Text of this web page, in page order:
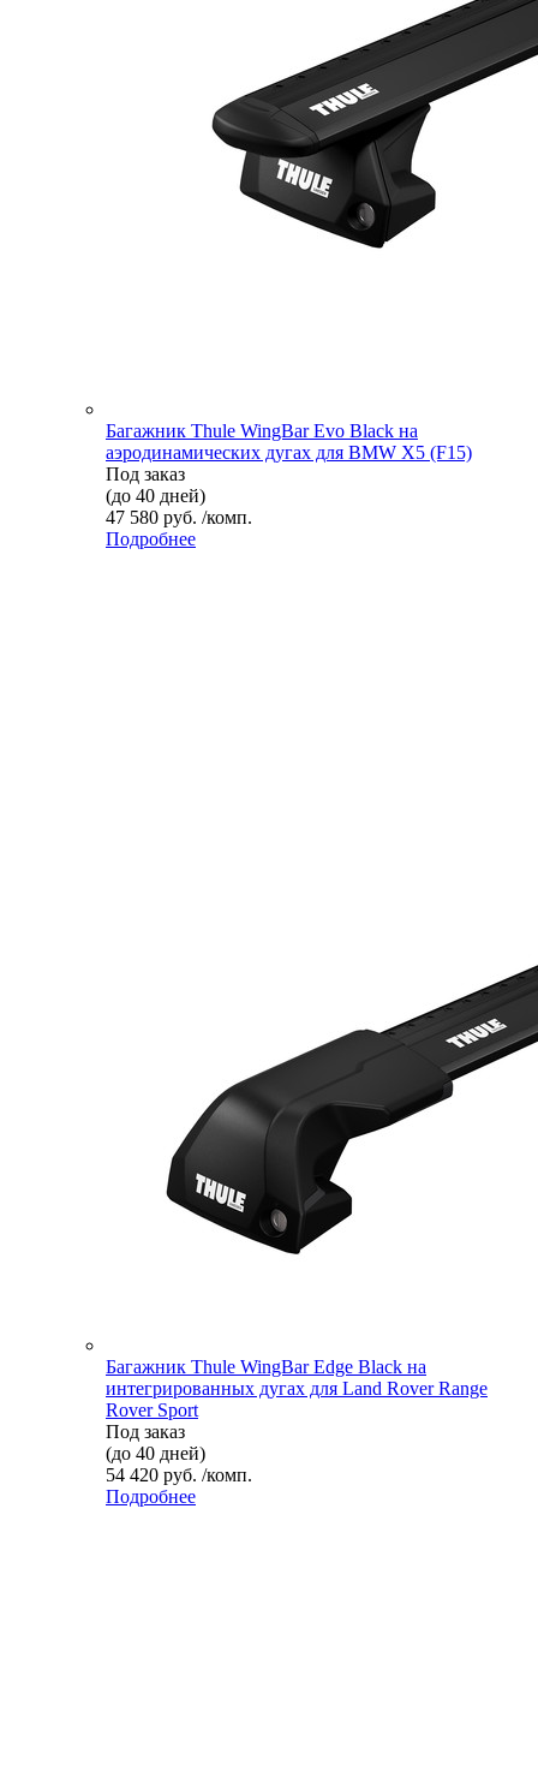
Багажник Thule WingBar Evo Black на
аэродинамических дугах для BMW X5 (F15)
Под заказ
(до 40 дней)
47 580 руб. /комп.
Подробнее
Багажник Thule WingBar Edge Black на
интегрированных дугах для Land Rover Range
Rover Sport
Под заказ
(до 40 дней)
54 420 руб. /комп.
Подробнее